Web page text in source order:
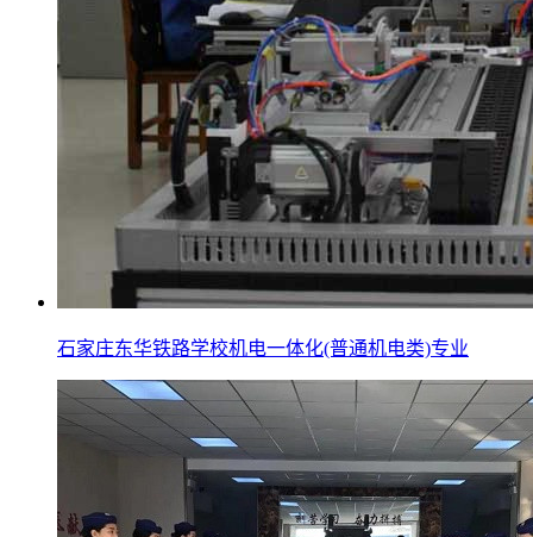
石家庄东华铁路学校机电一体化(普通机电类)专业